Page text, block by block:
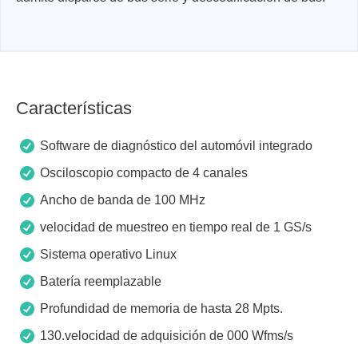
Características
Software de diagnóstico del automóvil integrado
Osciloscopio compacto de 4 canales
Ancho de banda de 100 MHz
velocidad de muestreo en tiempo real de 1 GS/s
Sistema operativo Linux
Batería reemplazable
Profundidad de memoria de hasta 28 Mpts.
130.velocidad de adquisición de 000 Wfms/s